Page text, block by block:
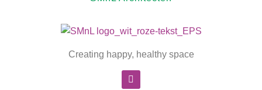
Creating happy, healthy space